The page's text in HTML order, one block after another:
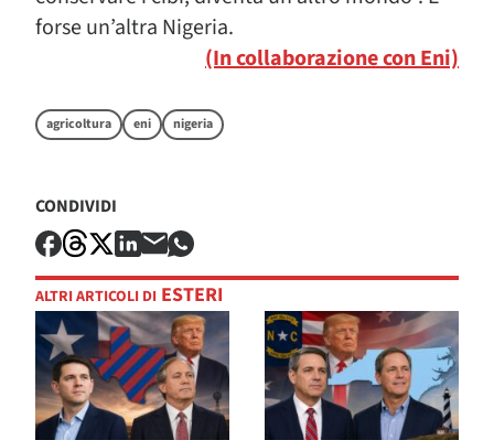
forse un’altra Nigeria.
(In collaborazione con Eni)
agricoltura eni nigeria
CONDIVIDI
ALTRI ARTICOLI DI ESTERI